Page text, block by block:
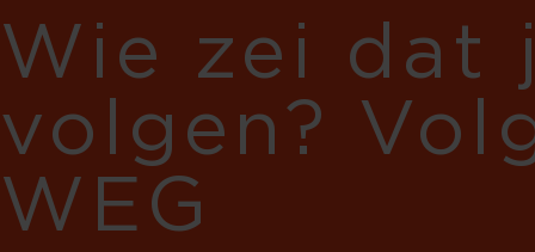
Wie zei dat
volgen?
WEG